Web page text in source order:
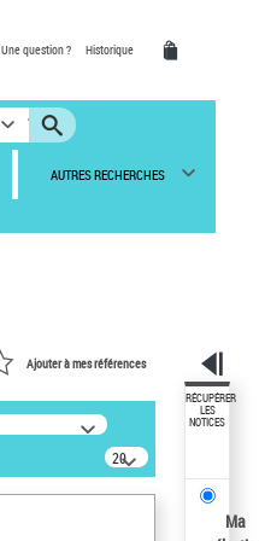
Une question ? Historique
AUTRES RECHERCHES
Ajouter à mes références
20
résultats/page
RÉCUPÉRER
LES
NOTICES
Ma